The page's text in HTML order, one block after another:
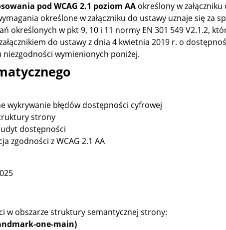
pod WCAG 2.1 poziom AA określony w
określone w załączniku do ustawy uznaje się za
określonych w pkt 9, 10 i 11 normy EN 301 549 V2.1.2,
do ustawy z dnia 4 kwietnia 2019 r. o
wymienionych poniżej.
wykrywanie błędów dostępności cyfrowej
strony
dostępności
zgodności z WCAG 2.1 AA
w obszarze struktury semantycznej strony:
one-main)